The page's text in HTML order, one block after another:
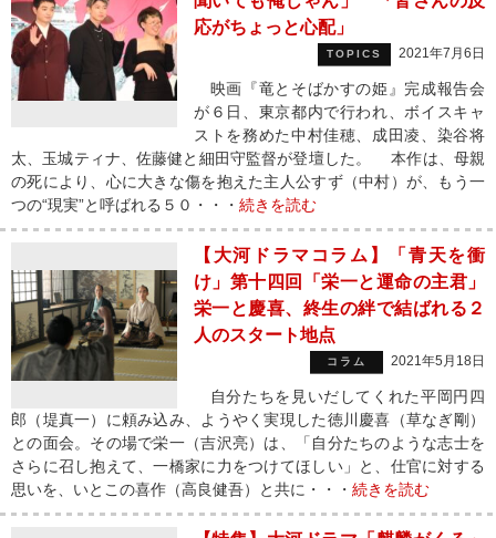
応がちょっと心配」
TOPICS 2021年7月6日
映画『竜とそばかすの姫』完成報告会
が６日、東京都内で行われ、ボイスキャ
ストを務めた中村佳穂、成田凌、染谷将
太、玉城ティナ、佐藤健と細田守監督が登壇した。 本作は、母親
の死により、心に大きな傷を抱えた主人公すず（中村）が、もう一
つの“現実”と呼ばれる５０・・・ 続きを読む
【大河ドラマコラム】「青天を衝
け」第十四回「栄一と運命の主君」
栄一と慶喜、終生の絆で結ばれる２
人のスタート地点
コラム 2021年5月18日
自分たちを見いだしてくれた平岡円四
郎（堤真一）に頼み込み、ようやく実現した徳川慶喜（草なぎ剛）
との面会。その場で栄一（吉沢亮）は、「自分たちのような志士を
さらに召し抱えて、一橋家に力をつけてほしい」と、仕官に対する
思いを、いとこの喜作（高良健吾）と共に・・・ 続きを読む